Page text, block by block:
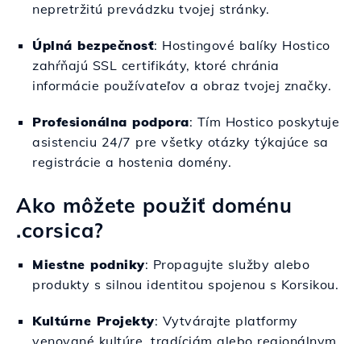
nepretržitú prevádzku tvojej stránky.
Úplná bezpečnosť: Hostingové balíky Hostico
zahŕňajú SSL certifikáty, ktoré chránia
informácie používateľov a obraz tvojej značky.
Profesionálna podpora: Tím Hostico poskytuje
asistenciu 24/7 pre všetky otázky týkajúce sa
registrácie a hostenia domény.
Ako môžete použiť doménu
.corsica?
Miestne podniky: Propagujte služby alebo
produkty s silnou identitou spojenou s Korsikou.
Kultúrne Projekty: Vytvárajte platformy
venované kultúre, tradíciám alebo regionálnym